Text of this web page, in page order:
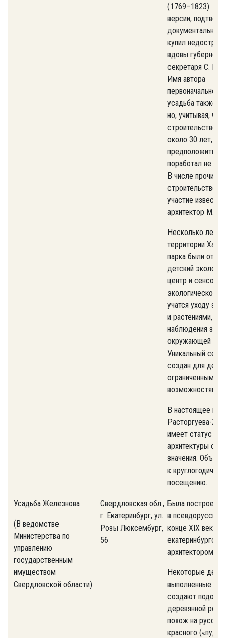
(1769–1823). По
версии,
документально,
купил
вдовы
секретаря С. И.
Имя автора
первоначального
усадьба также
но, учитывая, что
строительство
около 30 лет,
предположить,
поработал не
В числе прочих в
строительстве
участие
архитектор М. П.
Несколько лет
территории
парка были
детский
центр и
экологическом
учатся уходу за
и растениями,
наблюдения за
окружающей
Уникальный
создан для
ограниченными
возможностями.
В настоящее
Расторгуева-
имеет статус
архитектуры
значения.
к
посещению.
Усадьба Железнова
(В ведомстве
Министерства по
управлению
государственным
имуществом
Свердловской области)
Свердловская обл.,
г. Екатеринбург, ул.
Розы Люксембург,
56
Была построена
в
конце XIX века
архитектором
Некоторые
выполненные из
создают подобие
деревянной
похож на
красного